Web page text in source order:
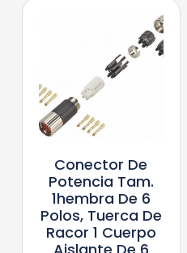
Conector De
Potencia Tam.
1hembra De 6
Polos, Tuerca De
Racor 1 Cuerpo